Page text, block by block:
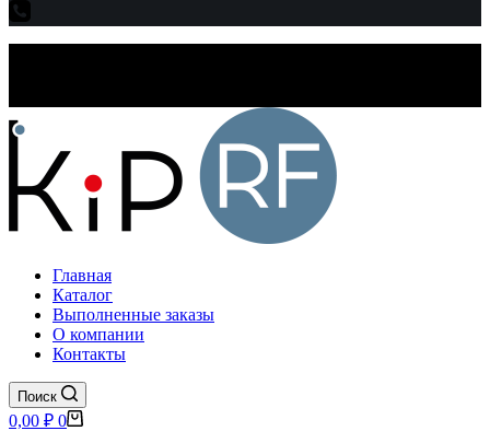
Главная
Каталог
Выполненные заказы
О компании
Контакты
Поиск
Корзина
0,00 ₽ 0